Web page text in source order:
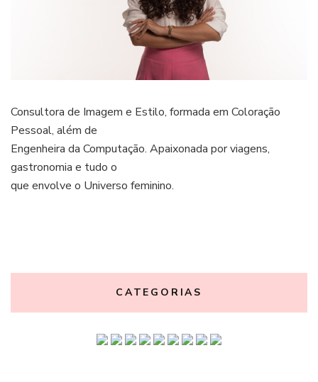
Consultora de Imagem e Estilo, formada em Coloração
Pessoal, além de
Engenheira da Computação. Apaixonada por viagens,
gastronomia e tudo o
que envolve o Universo feminino.
CATEGORIAS